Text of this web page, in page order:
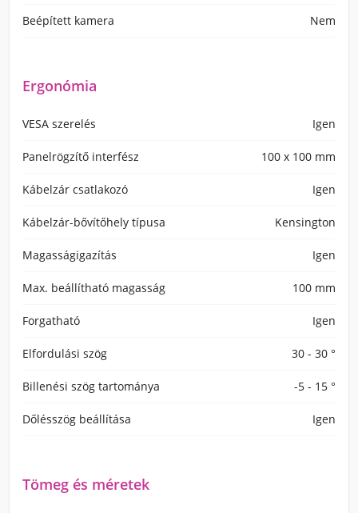
Beépített kamera Nem
Ergonómia
VESA szerelés Igen
Panelrögzítő interfész 100 x 100 mm
Kábelzár csatlakozó Igen
Kábelzár-bővítőhely típusa Kensington
Magasságigazítás Igen
Max. beállítható magasság 100 mm
Forgatható Igen
Elfordulási szög 30 - 30 °
Billenési szög tartománya -5 - 15 °
Dőlésszög beállítása Igen
Tömeg és méretek